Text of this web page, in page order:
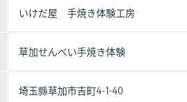
いけだ屋 手焼き体験工房
草加せんべい手焼き体験
埼玉縣草加市吉町4-1-40